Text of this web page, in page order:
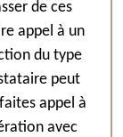
de ces
appel à un
du type
peut
appel à
avec